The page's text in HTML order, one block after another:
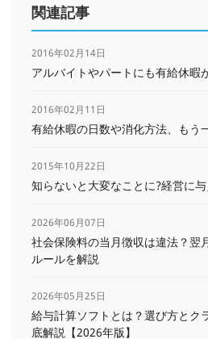
関連記事
2016年02月14日
アルバイトやパートにも有給休暇
2016年02月11日
有給休暇の日数や消化方法、もう
2015年10月22日
知らないと大変なことに?経営に
2026年06月07日
社会保険料の当月徴収は違法？翌
ルールを解説
2026年05月25日
給与計算ソフトとは？選び方とク
底解説【2026年版】